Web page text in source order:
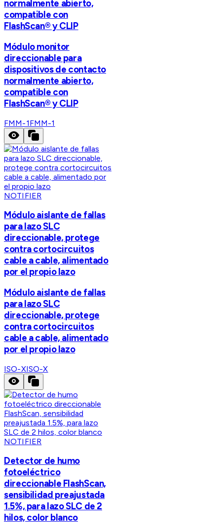
normalmente abierto,
compatible con
FlashScan® y CLIP
Módulo monitor
direccionable para
dispositivos de contacto
normalmente abierto,
compatible con
FlashScan® y CLIP
FMM-1FMM-1
NOTIFIER
Módulo aislante de fallas
para lazo SLC
direccionable, protege
contra cortocircuitos
cable a cable, alimentado
por el propio lazo
Módulo aislante de fallas
para lazo SLC
direccionable, protege
contra cortocircuitos
cable a cable, alimentado
por el propio lazo
ISO-XISO-X
NOTIFIER
Detector de humo
fotoeléctrico
direccionable FlashScan,
sensibilidad preajustada
1.5%, para lazo SLC de 2
hilos, color blanco